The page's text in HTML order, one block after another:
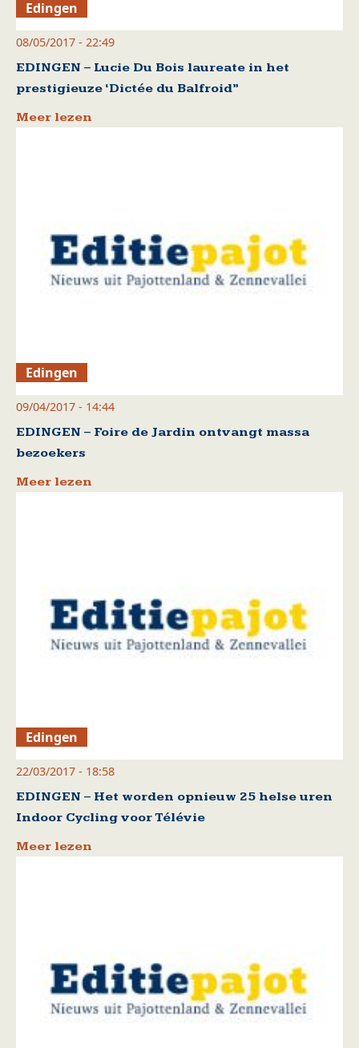
Edingen
08/05/2017 - 22:49
EDINGEN – Lucie Du Bois laureate in het
prestigieuze ‘Dictée du Balfroid”
Meer lezen
Edingen
09/04/2017 - 14:44
EDINGEN – Foire de Jardin ontvangt massa
bezoekers
Meer lezen
Edingen
22/03/2017 - 18:58
EDINGEN – Het worden opnieuw 25 helse uren
Indoor Cycling voor Télévie
Meer lezen